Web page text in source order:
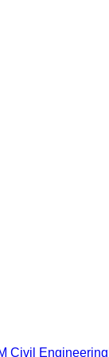
Civil Engineering